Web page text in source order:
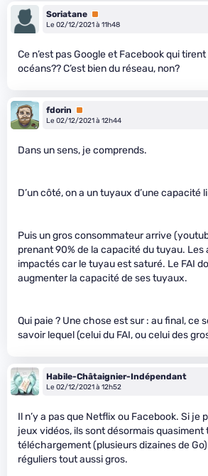
Soriatane Premium
Le 02/12/2021 à 11h48
Ce n’est pas Google et Facebook qui
océans?? C’est bien du réseau, non?
fdorin
Premium
Le 02/12/2021 à 12h44
Dans un sens, je comprends.
D’un côté, on a un tuyaux d’une capacité
Puis un gros consommateur arrive
prenant 90% de la capacité du tuyau.
impactés car le tuyau est saturé. Le FAI
augmenter la capacité de ses tuyaux.
Qui paie ? Une chose est sur : au final, ce
savoir lequel (celui du FAI, ou celui des
Habile-Châtaignier-Indépendant
Le 02/12/2021 à 12h52
Il n’y a pas que Netflix ou Facebook. Si je
jeux vidéos, ils sont désormais quasiment
téléchargement (plusieurs dizaines de
réguliers tout aussi gros.